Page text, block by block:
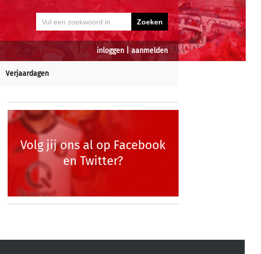
inloggen aanmelden
Verjaardagen
Volg jij ons al op Facebook
en Twitter?